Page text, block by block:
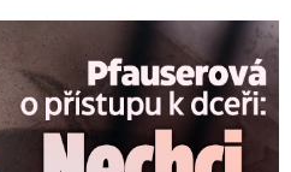
dělala stejné chyby jako já